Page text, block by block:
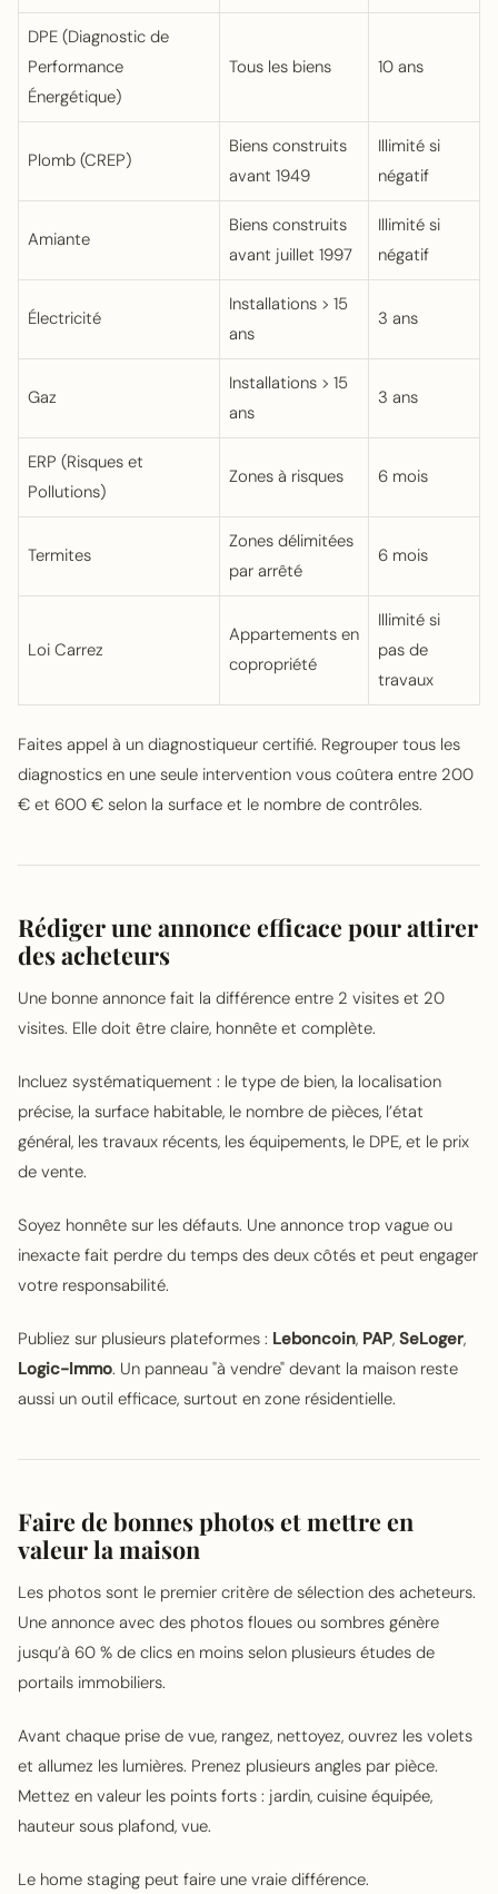
DPE (Diagnostic de
Performance
Énergétique)
Tous les biens 10 ans
Plomb (CREP)
Biens construits
avant 1949
Illimité si
négatif
Amiante
Biens construits
avant juillet 1997
Illimité si
négatif
Électricité
Installations > 15
ans
3 ans
Gaz
Installations > 15
ans
3 ans
ERP (Risques et
Pollutions)
Zones à risques 6 mois
Termites
Zones délimitées
par arrêté
6 mois
Loi Carrez
Appartements en
copropriété
Illimité si
pas de
travaux
Faites appel à un diagnostiqueur certifié. Regrouper tous les
diagnostics en une seule intervention vous coûtera entre 200
€ et 600 € selon la surface et le nombre de contrôles.
Rédiger une annonce efficace pour attirer
des acheteurs
Une bonne annonce fait la différence entre 2 visites et 20
visites. Elle doit être claire, honnête et complète.
Incluez systématiquement : le type de bien, la localisation
précise, la surface habitable, le nombre de pièces, l’état
général, les travaux récents, les équipements, le DPE, et le prix
de vente.
Soyez honnête sur les défauts. Une annonce trop vague ou
inexacte fait perdre du temps des deux côtés et peut engager
votre responsabilité.
Publiez sur plusieurs plateformes : Leboncoin, PAP, SeLoger,
Logic-Immo. Un panneau "à vendre" devant la maison reste
aussi un outil efficace, surtout en zone résidentielle.
Faire de bonnes photos et mettre en
valeur la maison
Les photos sont le premier critère de sélection des acheteurs.
Une annonce avec des photos floues ou sombres génère
jusqu’à 60 % de clics en moins selon plusieurs études de
portails immobiliers.
Avant chaque prise de vue, rangez, nettoyez, ouvrez les volets
et allumez les lumières. Prenez plusieurs angles par pièce.
Mettez en valeur les points forts : jardin, cuisine équipée,
hauteur sous plafond, vue.
Le home staging peut faire une vraie différence.